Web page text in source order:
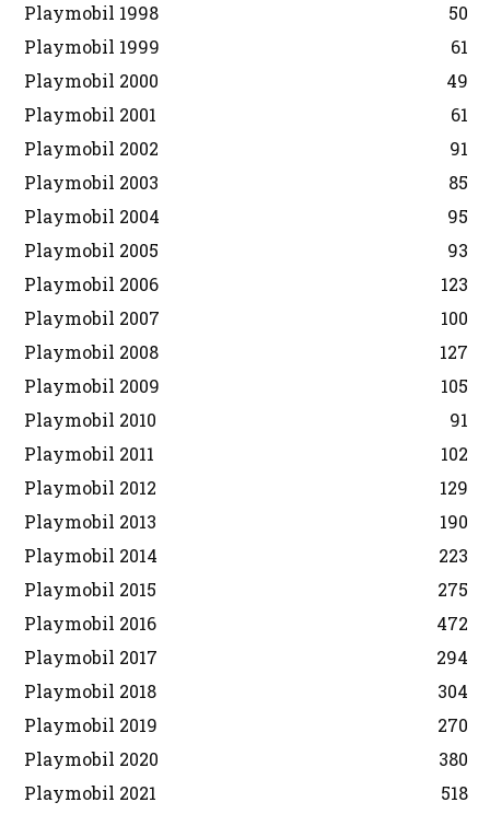
Playmobil 1998
50
Playmobil 1999
61
Playmobil 2000
49
Playmobil 2001
61
Playmobil 2002
91
Playmobil 2003
85
Playmobil 2004
95
Playmobil 2005
93
Playmobil 2006
123
Playmobil 2007
100
Playmobil 2008
127
Playmobil 2009
105
Playmobil 2010
91
Playmobil 2011
102
Playmobil 2012
129
Playmobil 2013
190
Playmobil 2014
223
Playmobil 2015
275
Playmobil 2016
472
Playmobil 2017
294
Playmobil 2018
304
Playmobil 2019
270
Playmobil 2020
380
Playmobil 2021
518